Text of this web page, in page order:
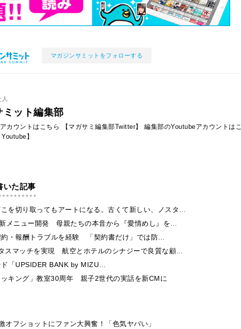
マガジンサミットをフォローする
ミット編集部
カウントはこちら 【マガサミ編集部Twitter】
編集部のYoutubeアカウントはこ
】
いた記事
を切り取ってもアートになる。古くて新しい、ノスタ…
メニュー開発 母親たちの本音から『愛情めし』を…
・報酬トラブルを経験 「契約書だけ」では防…
スマッチを実現 航空とホテルのシナジーで良質な顧…
「UPSIDER BANK by MIZU…
キング」教室30周年 親子2世代の実話を新CMに
オフショットにファン大興奮！「色気ヤバい」